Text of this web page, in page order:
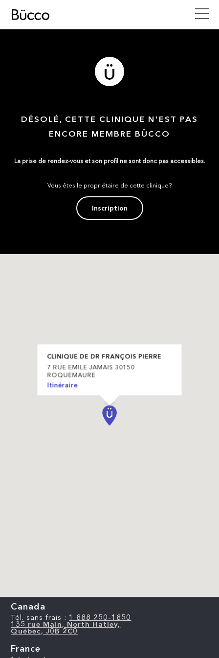
DÉSOLÉ, CETTE CLINIQUE N'EST PAS
ENCORE MEMBRE BÜCCO
La prise de rendez-vous et son profil ne sont donc pas accessibles.
Vous êtes le propriétaire de cette clinique?
Inscription
CLINIQUE DE DR FRANÇOIS PIERRE
7 RUE EMILE JAMAIS 30150
ROQUEMAURE
Itinéraire
Canada
Tél. sans frais : 1 888 250-1850
135 rue Main, North Hatley,
Québec, J0B 2C0
France